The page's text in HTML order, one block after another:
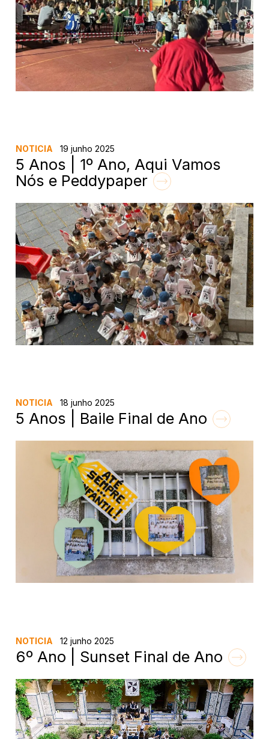
NOTICIA 19 junho 2025
5 Anos | 1º Ano, Aqui Vamos
Nós e Peddypaper
NOTICIA 18 junho 2025
5 Anos | Baile Final de Ano
NOTICIA 12 junho 2025
6º Ano | Sunset Final de Ano